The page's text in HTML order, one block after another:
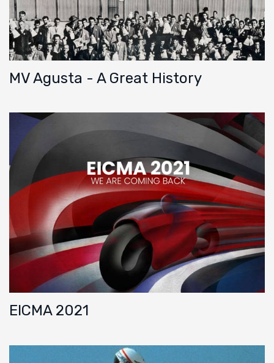
MV Agusta - A Great History
EICMA 2021